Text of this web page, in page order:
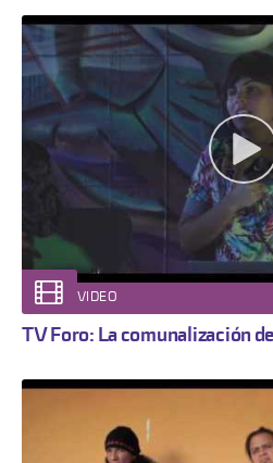
VIDEO
TV Foro: La comunalización